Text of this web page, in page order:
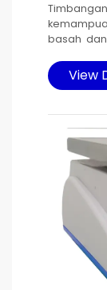
basah
dan di
platter
Sumber
karet
air yang
bisa
baterai.
View